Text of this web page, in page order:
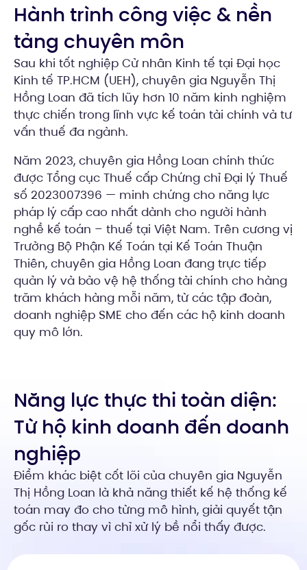
Hành trình công việc & nền
tảng chuyên môn
Sau khi tốt nghiệp Cử nhân Kinh tế tại Đại học
Kinh tế TP.HCM (UEH), chuyên gia Nguyễn Thị
Hồng Loan đã tích lũy hơn 10 năm kinh nghiệm
thực chiến trong lĩnh vực kế toán tài chính và tư
vấn thuế đa ngành.
Năm 2023, chuyên gia Hồng Loan chính thức
được Tổng cục Thuế cấp Chứng chỉ Đại lý Thuế
số 2023007396 — minh chứng cho năng lực
pháp lý cấp cao nhất dành cho người hành
nghề kế toán – thuế tại Việt Nam. Trên cương vị
Trưởng Bộ Phận Kế Toán tại Kế Toán Thuận
Thiên, chuyên gia Hồng Loan đang trực tiếp
quản lý và bảo vệ hệ thống tài chính cho hàng
trăm khách hàng mỗi năm, từ các tập đoàn,
doanh nghiệp SME cho đến các hộ kinh doanh
quy mô lớn.
Năng lực thực thi toàn diện:
Từ hộ kinh doanh đến doanh
nghiệp
Điểm khác biệt cốt lõi của chuyên gia Nguyễn
Thị Hồng Loan là khả năng thiết kế hệ thống kế
toán may đo cho từng mô hình, giải quyết tận
gốc rủi ro thay vì chỉ xử lý bề nổi thấy được.